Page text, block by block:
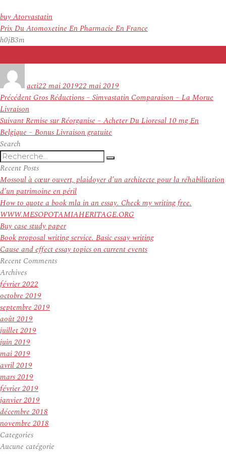
buy Atorvastatin
Prix Du Atomoxetine En Pharmacie En France
h0jB3m
actile
22 mai 201922 mai 2019
Navigation
de
l’article
Précédent Article
Gros Réductions – Simvastatin Comparaison – La Morue
Livraison
SuivantArticle
suivant :
Remise sur Réorganise – Acheter Du Lioresal 10 mg En
Belgique – Bonus Livraison gratuite
Search
Recherche
pour
:
Recherche
Recent Posts
Mossoul à cœur ouvert, plaidoyer d’un architecte pour la réhabilitation
d’un patrimoine en péril
How to quote a book mla in an essay. Check my writing free.
WWW.MESOPOTAMIAHERITAGE.ORG
Buy case study paper
Book proposal writing service. Basic essay writing
Cause and effect essay topics on current events
Recent Comments
Archives
février 2022
octobre 2019
septembre 2019
août 2019
juillet 2019
juin 2019
mai 2019
avril 2019
mars 2019
février 2019
janvier 2019
décembre 2018
novembre 2018
Categories
Aucune catégorie